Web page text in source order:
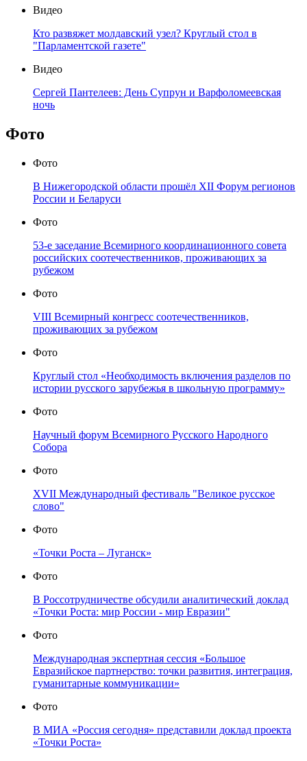
Видео
Кто развяжет молдавский узел? Круглый стол в
"Парламентской газете"
Видео
Сергей Пантелеев: День Супрун и Варфоломеевская
ночь
Фото
Фото
В Нижегородской области прошёл XII Форум регионов
России и Беларуси
Фото
53-е заседание Всемирного координационного совета
российских соотечественников, проживающих за
рубежом
Фото
VIII Всемирный конгресс соотечественников,
проживающих за рубежом
Фото
Круглый стол «Необходимость включения разделов по
истории русского зарубежья в школьную программу»
Фото
Научный форум Всемирного Русского Народного
Собора
Фото
XVII Международный фестиваль "Великое русское
слово"
Фото
«Точки Роста – Луганск»
Фото
В Россотрудничестве обсудили аналитический доклад
«Точки Роста: мир России - мир Евразии"
Фото
Международная экспертная сессия «Большое
Евразийское партнерство: точки развития, интеграция,
гуманитарные коммуникации»
Фото
В МИА «Россия сегодня» представили доклад проекта
«Точки Роста»